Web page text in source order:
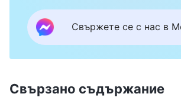
Свържете се с нас в
Свързано съдържание